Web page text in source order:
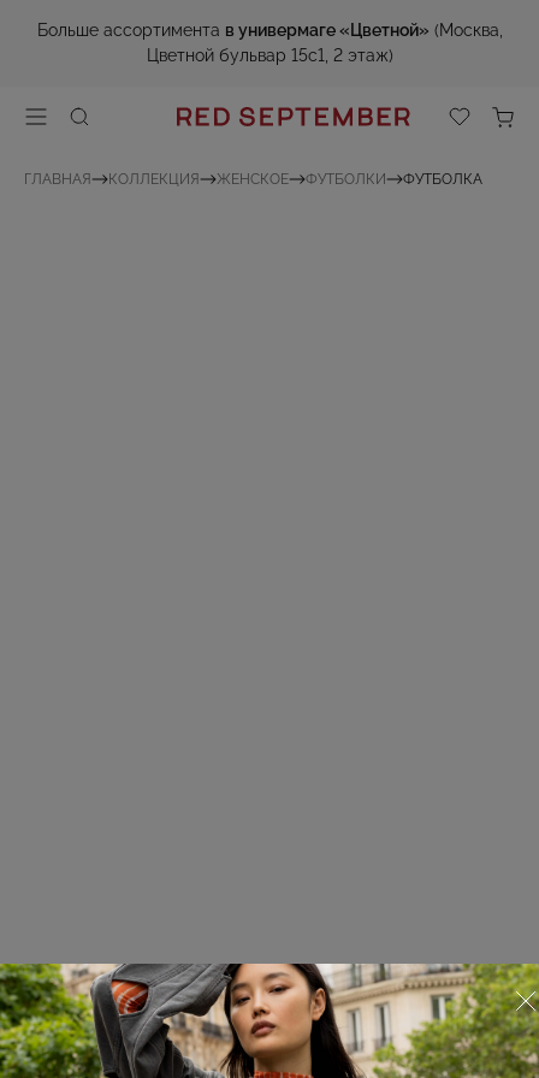
Больше ассортимента в универмаге «Цветной» (Москва,
Цветной бульвар 15с1, 2 этаж)
ГЛАВНАЯ КОЛЛЕКЦИЯ ЖЕНСКОЕ ФУТБОЛКИ ФУТБОЛКА